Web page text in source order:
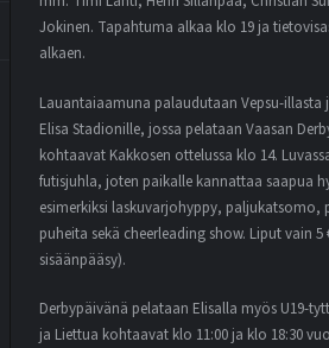
Jokinen. Tapahtuma alkaa klo 19 ja
alkaen.
Lauantaiaamuna palaudutaan Vepsu-illasta
Elisa Stadionille, jossa pelataan Vaasan
kohtaavat Kakkosen ottelussa klo 14.
futisjuhla, joten paikalle kannattaa saapua
esimerkiksi laskuvarjohyppy,
puheita sekä cheerleading show. Liput vain
sisäänpääsy).
Derbypäivänä pelataan Elisalla myös U19-
ja Liettua kohtaavat klo 11:00 ja klo 18:30